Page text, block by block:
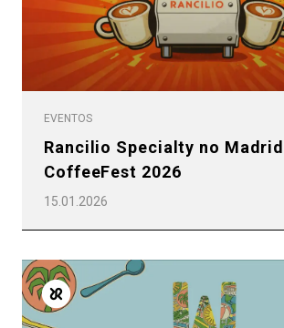
EVENTOS
Rancilio Specialty no Madrid
CoffeeFest 2026
15.01.2026